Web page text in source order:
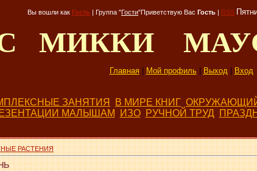
Вы вошли как Гость | Группа "Гости"Приветствую Вас Гость | RSS
МИККИ
Главная| Мой профиль| Выход| Вход
ЗАНЯТИЯ В МИРЕ КНИГ
МАЛЫШАМ ИЗО РУЧНОЙ ТРУД
РАСТЕНИЯ